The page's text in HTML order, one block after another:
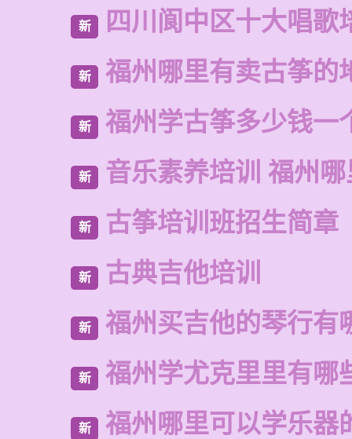
新 四川阆中区十大唱歌
新 福州哪里有卖古筝的
新 福州学古筝多少钱一
新 音乐素养培训 福州
新 古筝培训班招生简章
新 古典吉他培训
新 福州买吉他的琴行有
新 福州学尤克里里有哪
新 福州哪里可以学乐器